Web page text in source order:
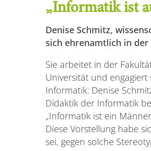
„Informatik ist
Denise Schmitz,
sich ehrenamtlich in
Sie arbeitet in der
Universität und
Informatik: Denise
Didaktik der Informatik
„Informatik ist ein
Diese Vorstellung habe
sei, gegen solche